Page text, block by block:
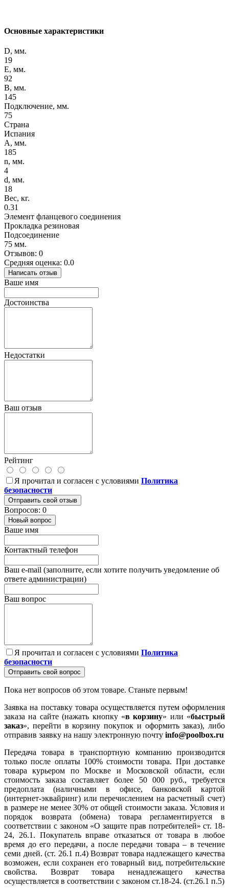
Основные характеристики
D, мм.
19
E, мм.
92
B, мм.
145
Подключение, мм.
75
Страна
Испания
A, мм.
185
n, мм.
4
d, мм.
18
Вес, кг.
0.31
Элемент фланцевого соединения
Прокладка резиновая
Подсоединение
75 мм.
Отзывов: 0
Средняя оценка: 0.0
Написать отзыв
Ваше имя
Достоинства
Недостатки
Ваш отзыв
Рейтинг
Я прочитал и согласен с условиями Политика
безопасности
Отправить свой отзыв
Вопросов: 0
Новый вопрос
Ваше имя
Контактный телефон
Ваш e-mail (заполните, если хотите получить уведомление об
ответе администрации)
Ваш вопрос
Я прочитал и согласен с условиями Политика
безопасности
Отправить свой вопрос
Пока нет вопросов об этом товаре. Станьте первым!
Заявка на поставку товара осуществляется путем оформления
заказа на сайте (нажать кнопку «в корзину» или «быстрый
заказ», перейти в корзину покупок и оформить заказ), либо
отправив заявку на нашу электронную почту info@poolbox.ru
Передача товара в транспортную компанию производится
только после оплаты 100% стоимости товара. При доставке
товара курьером по Москве и Московской области, если
стоимость заказа составляет более 50 000 руб., требуется
предоплата (наличными в офисе, банковской картой
(интернет-эквайринг) или перечислением на расчетный счет)
в размере не менее 30% от общей стоимости заказа. Условия и
порядок возврата (обмена) товара регламентируется в
соответствии с законом «О защите прав потребителей» ст. 18-
24, 26.1. Покупатель вправе отказаться от товара в любое
время до его передачи, а после передачи товара – в течение
семи дней. (ст. 26.1 п.4) Возврат товара надлежащего качества
возможен, если сохранен его товарный вид, потребительские
свойства. Возврат товара ненадлежащего качества
осуществляется в соответствии с законом ст.18-24. (ст.26.1 п.5)